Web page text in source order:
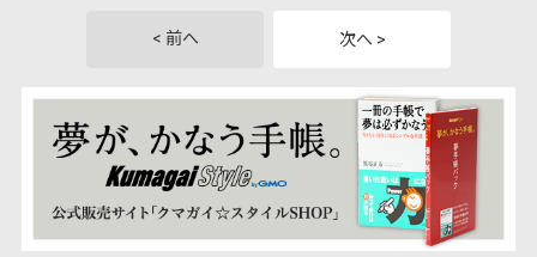
< 前へ 次へ >